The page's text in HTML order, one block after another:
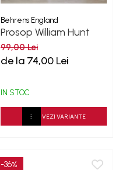
Behrens England
Prosop William Hunt
White-Navy 600GSM
99,00 Lei
de la 74,00 Lei
IN STOC
VEZI VARIANTE
-36%